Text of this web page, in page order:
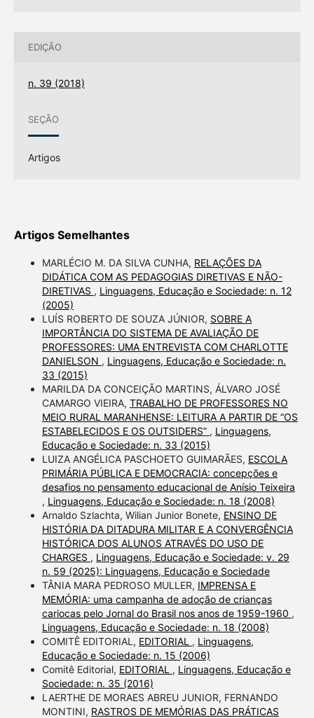
EDIÇÃO
n. 39 (2018)
SEÇÃO
Artigos
Artigos Semelhantes
MARLÉCIO M. DA SILVA CUNHA, RELAÇÕES DA
DIDÁTICA COM AS PEDAGOGIAS DIRETIVAS E NÃO-
DIRETIVAS , Linguagens, Educação e Sociedade: n. 12
(2005)
LUÍS ROBERTO DE SOUZA JÚNIOR, SOBRE A
IMPORTÂNCIA DO SISTEMA DE AVALIAÇÃO DE
PROFESSORES: UMA ENTREVISTA COM CHARLOTTE
DANIELSON , Linguagens, Educação e Sociedade: n.
33 (2015)
MARILDA DA CONCEIÇÃO MARTINS, ÁLVARO JOSÉ
CAMARGO VIEIRA, TRABALHO DE PROFESSORES NO
MEIO RURAL MARANHENSE: LEITURA A PARTIR DE “OS
ESTABELECIDOS E OS OUTSIDERS” , Linguagens,
Educação e Sociedade: n. 33 (2015)
LUIZA ANGÉLICA PASCHOETO GUIMARÃES, ESCOLA
PRIMÁRIA PÚBLICA E DEMOCRACIA: concepções e
desafios no pensamento educacional de Anísio Teixeira
, Linguagens, Educação e Sociedade: n. 18 (2008)
Arnaldo Szlachta, Wilian Junior Bonete, ENSINO DE
HISTÓRIA DA DITADURA MILITAR E A CONVERGÊNCIA
HISTÓRICA DOS ALUNOS ATRAVÉS DO USO DE
CHARGES , Linguagens, Educação e Sociedade: v. 29
n. 59 (2025): Linguagens, Educação e Sociedade
TÂNIA MARA PEDROSO MULLER, IMPRENSA E
MEMÓRIA: uma campanha de adoção de crianças
cariocas pelo Jornal do Brasil nos anos de 1959-1960 ,
Linguagens, Educação e Sociedade: n. 18 (2008)
COMITÊ EDITORIAL, EDITORIAL , Linguagens,
Educação e Sociedade: n. 15 (2006)
Comitê Editorial, EDITORIAL , Linguagens, Educação e
Sociedade: n. 35 (2016)
LAERTHE DE MORAES ABREU JUNIOR, FERNANDO
MONTINI, RASTROS DE MEMÓRIAS DAS PRÁTICAS